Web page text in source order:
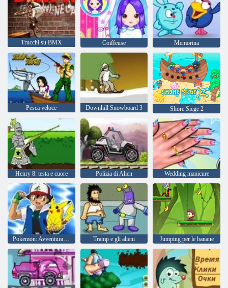
Trucchi su BMX Coiffeuse Memorina
Pesca veloce Downhill Snowboard 3 Shore Siege 2
Henry 8: testa e cuore Polizia di Alien Wedding manicure
Tramp e gli alieni Jumping per le banane